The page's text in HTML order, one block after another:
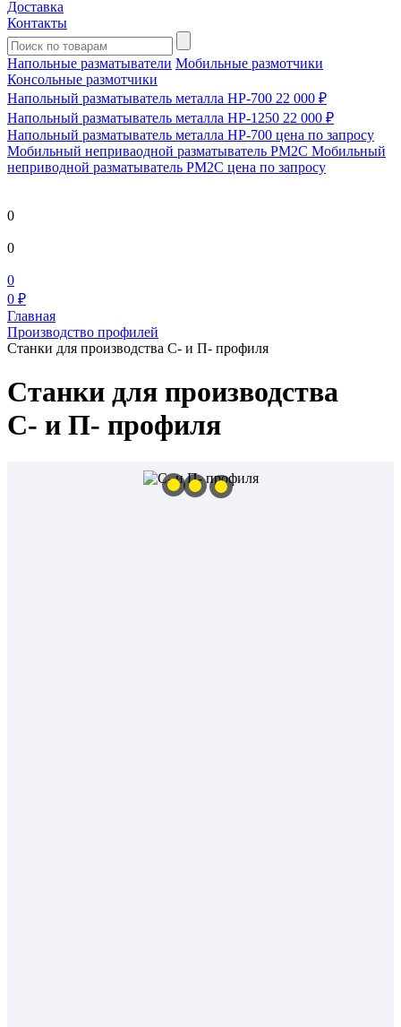
Доставка
Контакты
Напольные разматыватели Мобильные размотчики
Консольные размотчики
Напольный разматыватель металла HP-700 22 000 ₽
Напольный разматыватель металла HP-1250 22 000 ₽
Напольный разматыватель металла HP-700 цена по запросу
Мобильный непривaодной разматыватель РМ2С Мобильный
неприводной разматыватель РМ2С цена по запросу
0
0
0
0 ₽
Главная
Производство профилей
Станки для производства С- и П- профиля
Станки для производства
С- и П- профиля